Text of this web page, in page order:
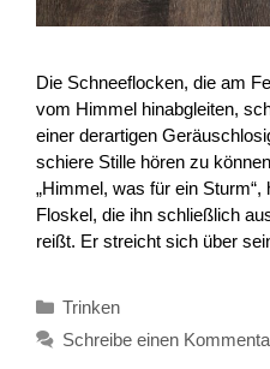
Die Schneeflocken, die am
vom Himmel hinabgleiten,
einer derartigen
schiere Stille hören zu
„Himmel, was für ein
Floskel, die ihn schließlich
reißt. Er streicht sich über
Kategorien
Trinken
Schreibe einen